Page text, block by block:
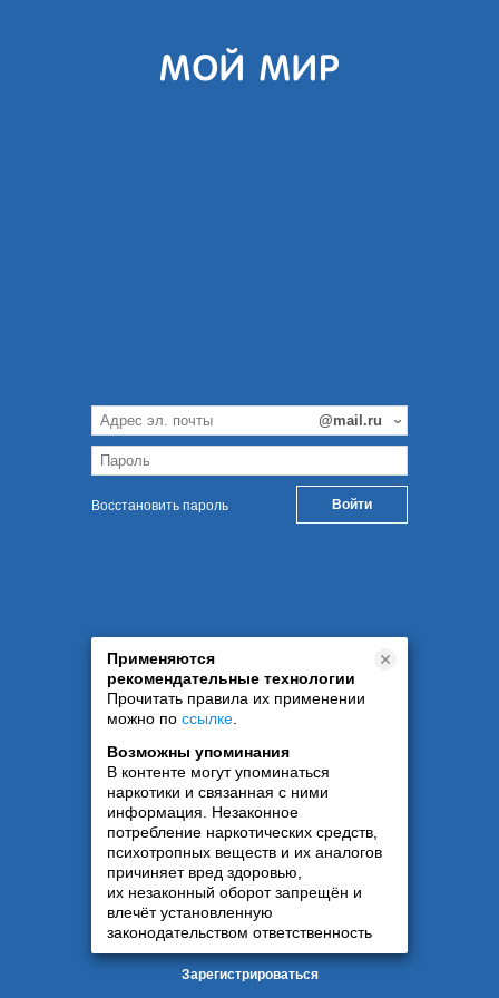
Восстановить пароль
Применяются
рекомендательные технологии
Прочитать правила их применении
можно по ссылке
Возможны упоминания
В контенте могут упоминаться
наркотики и связанная с ними
информация. Незаконное
потребление наркотических средств,
психотропных веществ и их аналогов
причиняет вред здоровью,
их незаконный оборот запрещён и
влечёт установленную
законодательством ответственность
Зарегистрироваться